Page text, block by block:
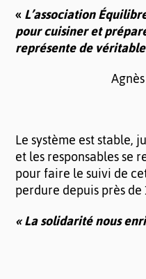
«L’association
pour cuisiner et
représente de
Le système est stable,
et les responsables
pour faire le suivi de
perdure depuis près de
« La solidarité nous